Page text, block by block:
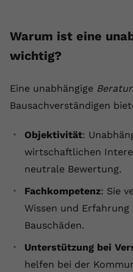
Warum ist eine
wichtig?
Eine unabhängige
Bausachverständigen
Objektivität:
wirtschaftlichen
neutrale Bewertung.
Fachkompetenz: Sie
Wissen und
Bauschäden.
Unterstützung bei
helfen bei der